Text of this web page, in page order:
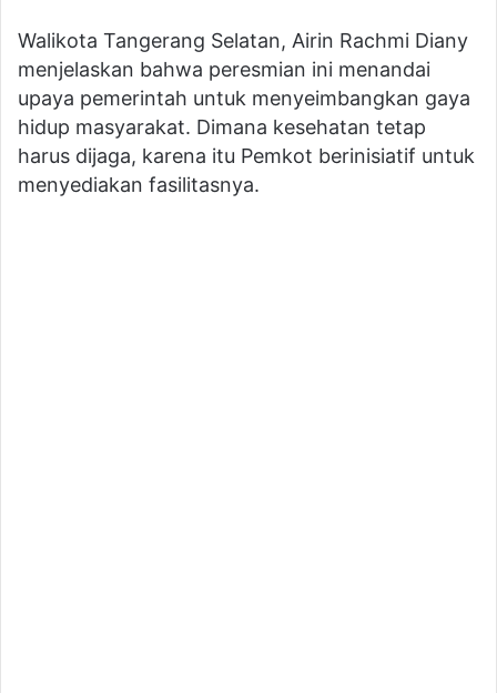
Walikota Tangerang Selatan, Airin Rachmi Diany
menjelaskan bahwa peresmian ini menandai
upaya pemerintah untuk menyeimbangkan gaya
hidup masyarakat. Dimana kesehatan tetap
harus dijaga, karena itu Pemkot berinisiatif untuk
menyediakan fasilitasnya.